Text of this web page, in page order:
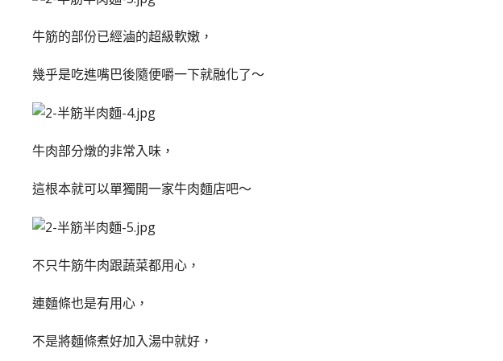
牛筋的部份已經滷的超級軟嫩，
幾乎是吃進嘴巴後隨便嚼一下就融化了～
牛肉部分燉的非常入味，
這根本就可以單獨開一家牛肉麵店吧～
不只牛筋牛肉跟蔬菜都用心，
連麵條也是有用心，
不是將麵條煮好加入湯中就好，